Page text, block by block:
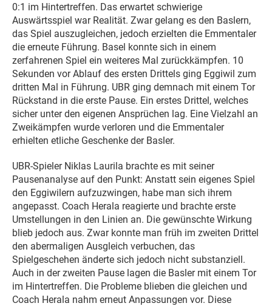
0:1 im Hintertreffen. Das erwartet schwierige
Auswärtsspiel war Realität. Zwar gelang es den Baslern,
das Spiel auszugleichen, jedoch erzielten die Emmentaler
die erneute Führung. Basel konnte sich in einem
zerfahrenen Spiel ein weiteres Mal zurückkämpfen. 10
Sekunden vor Ablauf des ersten Drittels ging Eggiwil zum
dritten Mal in Führung. UBR ging demnach mit einem Tor
Rückstand in die erste Pause. Ein erstes Drittel, welches
sicher unter den eigenen Ansprüchen lag. Eine Vielzahl an
Zweikämpfen wurde verloren und die Emmentaler
erhielten etliche Geschenke der Basler.
UBR-Spieler Niklas Laurila brachte es mit seiner
Pausenanalyse auf den Punkt: Anstatt sein eigenes Spiel
den Eggiwilern aufzuzwingen, habe man sich ihrem
angepasst. Coach Herala reagierte und brachte erste
Umstellungen in den Linien an. Die gewünschte Wirkung
blieb jedoch aus. Zwar konnte man früh im zweiten Drittel
den abermaligen Ausgleich verbuchen, das
Spielgeschehen änderte sich jedoch nicht substanziell.
Auch in der zweiten Pause lagen die Basler mit einem Tor
im Hintertreffen. Die Probleme blieben die gleichen und
Coach Herala nahm erneut Anpassungen vor. Diese